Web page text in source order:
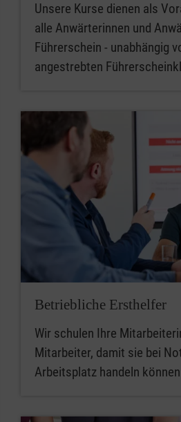
Unsere Kurse dienen als
alle Anwärterinnen und
Führerschein - unabhängig
angestrebten
Betriebliche Ersthelfer
Wir schulen Ihre
Mitarbeiter, damit sie bei
Arbeitsplatz handeln